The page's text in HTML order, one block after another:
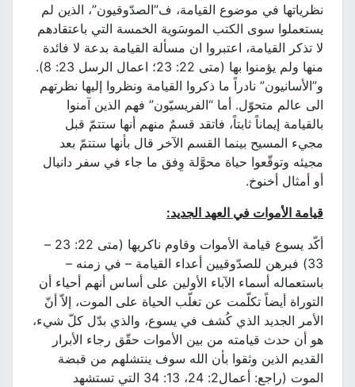
نظرياتها في موضوع القيامة، ف”الصدّوقيون”، الذين لم
يستعملوا سوى الكتب الموسَوية الخمسة التي باعتقادهم
لا تذكر القيامة، اعتبروا ان مسألة القيامة بدعة لا فائدة
منها ولم يؤمنوا بها (متى 22: 23؛ اعمال الرسل 23: 8).
و”الأسانيون” نادراً ما ذكروا القيامة ونظروا إليها نظرتهم
الى عالم متحوّل. أما “الفريسيّون” فهم الذين آمنوا
بالقيامة إيماناً ثابتاً، فاتقد قسمٌ منهم أنها ستتمّ قبل
مجيء المسيح بينما القسم الآخر قال بأنها ستتمّ بعد
مجيئه وتوقّعوا حياة محوَّلة وِفق ما جاء في سفر دانيال
أو أمثال أخنوخ.
قيامة الأموات في العهد الجديد:
أكّد يسوع قيامة الأموات وقاوم ناكريها (متى 22: 23 –
33) فبرهن للصدّوقيين أعداء القيامة – في زمنه –
باستعماله أسماء الآباء الأولين على أساس أنهم أحياء أن
التوراة أيضاً تكلّمت عن تغلّب الحياة على الموت، إلاّ أنّ
الأمر الجديد الذي كُشف في يسوع، والذي بدّل كلّ شيء،
هو أن حدث قيامته من بين الأموات حقّق رجاء الأبرار
القديم الذين وثقوا بأن الله سوف ينتشلهم من قبضة
الموت (راجع: أعمال2: 24، 13: 34 التي تستشهد